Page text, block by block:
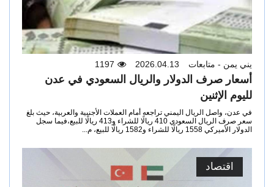
يني يمن - متابعات 2026.04.13
1197
أسعار صرف الدولار والريال السعودي في عدن
لليوم الإثنين
في عدن، واصل الريال اليمني تراجعه أمام العملات الأجنبية والعربية، حيث بلغ
سعر صرف الريال السعودي 410 ريالًا للشراء و413 ريالًا للبيع،فيما سجل
الدولار الأميركي 1558 ريالًا للشراء و1582 ريالًا للبيع، م...
اقتصاد